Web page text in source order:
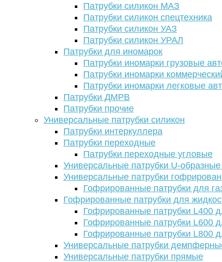
Патрубки силикон МАЗ
Патрубки силикон спецтехника
Патрубки силикон УАЗ
Патрубки силикон УРАЛ
Патрубки для иномарок
Патрубки иномарки грузовые
Патрубки иномарки
Патрубки иномарки легковые
Патрубки ДМРВ
Патрубки прочие
Универсальные патрубки силикон
Патрубки интеркуллера
Патрубки переходные
Патрубки переходные угловые
Универсальные патрубки U-
Универсальные патрубки
Гофрированные патрубки для
Гофрированные патрубки для
Гофрированные патрубки L400
Гофрированные патрубки L600
Гофрированные патрубки L800
Универсальные патрубки
Универсальные патрубки прямые